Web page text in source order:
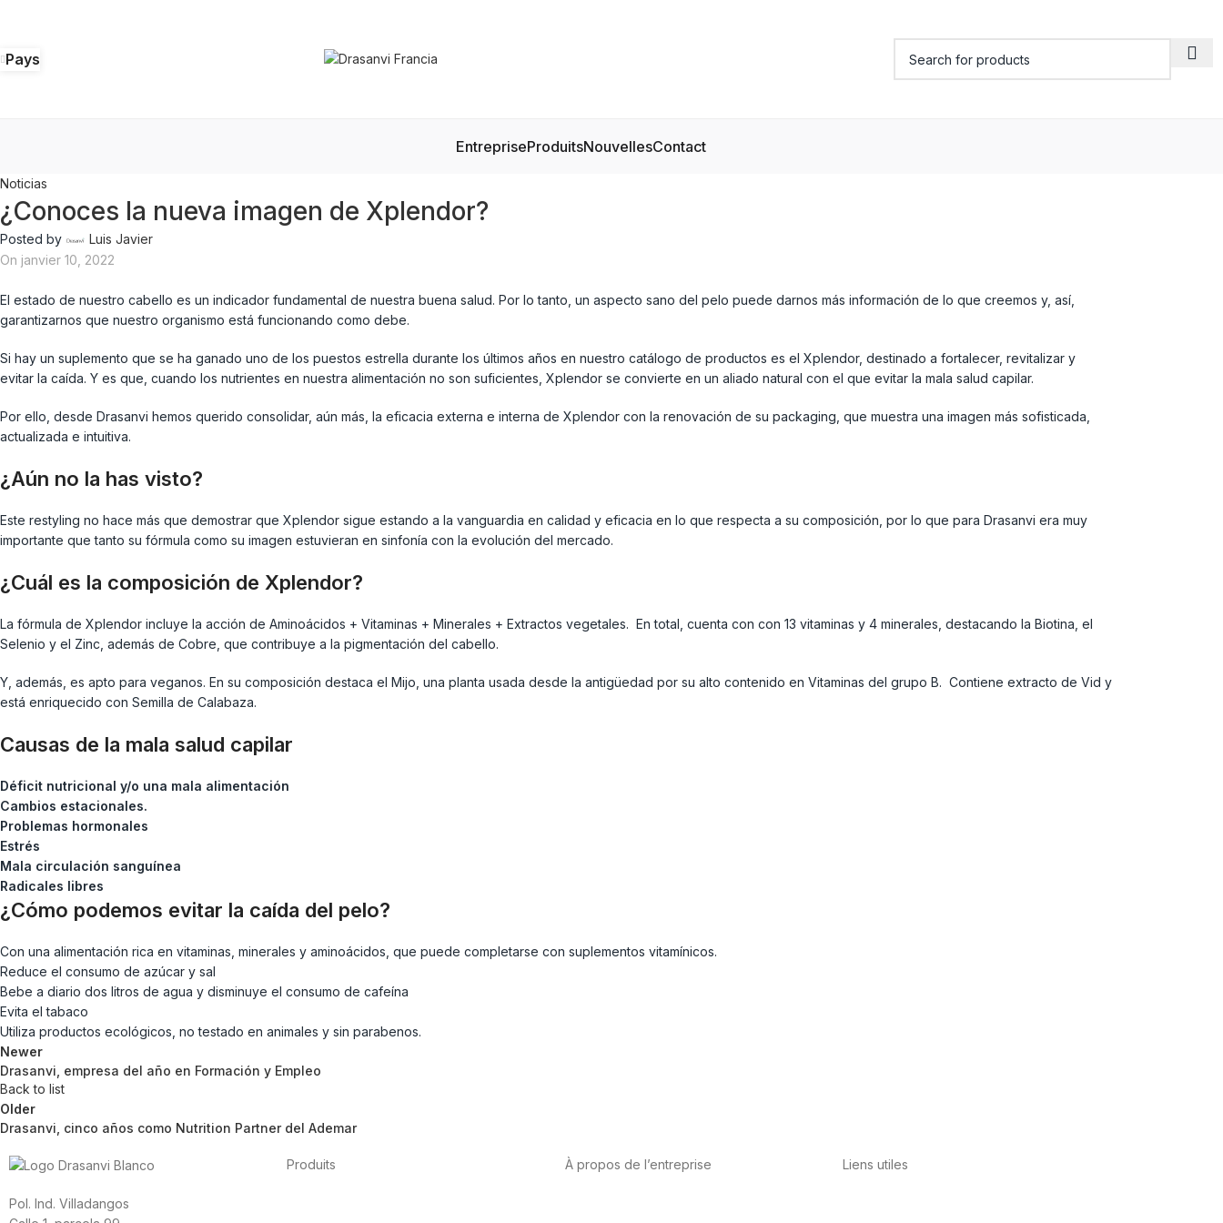
Pays
EntrepriseProduitsNouvellesContact
Noticias
¿Conoces la nueva imagen de Xplendor?
Posted by
Luis Javier
On janvier 10, 2022
El estado de nuestro cabello es un indicador fundamental de nuestra buena salud. Por lo tanto, un aspecto sano del pelo puede darnos más información de lo que creemos y, así,
garantizarnos que nuestro organismo está funcionando como debe.
Si hay un suplemento que se ha ganado uno de los puestos estrella durante los últimos años en nuestro catálogo de productos es el Xplendor, destinado a fortalecer, revitalizar y
evitar la caída. Y es que, cuando los nutrientes en nuestra alimentación no son suficientes, Xplendor se convierte en un aliado natural con el que evitar la mala salud capilar.
Por ello, desde Drasanvi hemos querido consolidar, aún más, la eficacia externa e interna de Xplendor con la renovación de su packaging, que muestra una imagen más sofisticada,
actualizada e intuitiva.
¿Aún no la has visto?
Este restyling no hace más que demostrar que Xplendor sigue estando a la vanguardia en calidad y eficacia en lo que respecta a su composición, por lo que para Drasanvi era muy
importante que tanto su fórmula como su imagen estuvieran en sinfonía con la evolución del mercado.
¿Cuál es la composición de Xplendor?
La fórmula de Xplendor incluye la acción de Aminoácidos + Vitaminas + Minerales + Extractos vegetales. En total, cuenta con con 13 vitaminas y 4 minerales, destacando la Biotina, el
Selenio y el Zinc, además de Cobre, que contribuye a la pigmentación del cabello.
Y, además, es apto para veganos. En su composición destaca el Mijo, una planta usada desde la antigüedad por su alto contenido en Vitaminas del grupo B. Contiene extracto de Vid y
está enriquecido con Semilla de Calabaza.
Causas de la mala salud capilar
Déficit nutricional y/o una mala alimentación
Cambios estacionales.
Problemas hormonales
Estrés
Mala circulación sanguínea
Radicales libres
¿Cómo podemos evitar la caída del pelo?
Con una alimentación rica en vitaminas, minerales y aminoácidos, que puede completarse con suplementos vitamínicos.
Reduce el consumo de azúcar y sal
Bebe a diario dos litros de agua y disminuye el consumo de cafeína
Evita el tabaco
Utiliza productos ecológicos, no testado en animales y sin parabenos.
Newer
Drasanvi, empresa del año en Formación y Empleo
Back to list
Older
Drasanvi, cinco años como Nutrition Partner del Ademar
Pol. Ind. Villadangos
Produits À propos de l’entreprise Liens utiles